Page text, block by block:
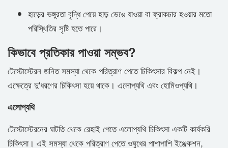
হাড়ের ভঙ্গুরতা বৃদ্ধি পেয়ে হাড় ভেঙে যাওয়া বা ফ্রাকচার হওয়ার মতো
পরিস্থিতির সৃষ্টি হতে পারে।
কিভাবে প্রতিকার পাওয়া সম্ভব?
টেস্টোস্টেরন জনিত সমস্যা থেকে পরিত্রাণ পেতে চিকিৎসার বিকল্প নেই।
এক্ষেত্রে দু'ধরণের চিকিৎসা হয়ে থাকে। এলোপ্যথি এবং হোমিওপ্যথি।
এলোপ্যথি
টেস্টোস্টেরনের ঘাটতি থেকে রেহাই পেতে এলোপ্যথি চিকিৎসা একটি কার্যকরি
চিকিৎসা। এই সমস্যা থেকে পরিত্রাণ পেতে ওষুধের পাশাপাশি ইঞ্জেকশন,